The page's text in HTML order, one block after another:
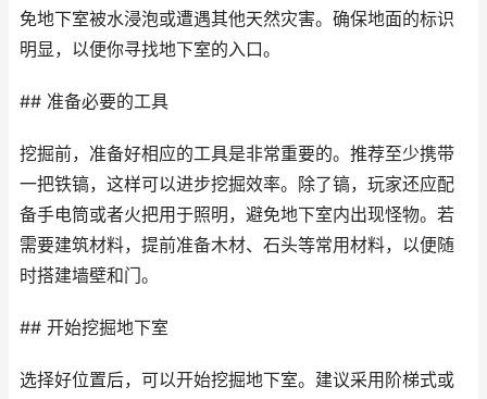
免地下室被水浸泡或遭遇其他天然灾害。确保地面的标识
明显，以便你寻找地下室的入口。
## 准备必要的工具
挖掘前，准备好相应的工具是非常重要的。推荐至少携带
一把铁镐，这样可以进步挖掘效率。除了镐，玩家还应配
备手电筒或者火把用于照明，避免地下室内出现怪物。若
需要建筑材料，提前准备木材、石头等常用材料，以便随
时搭建墙壁和门。
## 开始挖掘地下室
选择好位置后，可以开始挖掘地下室。建议采用阶梯式或